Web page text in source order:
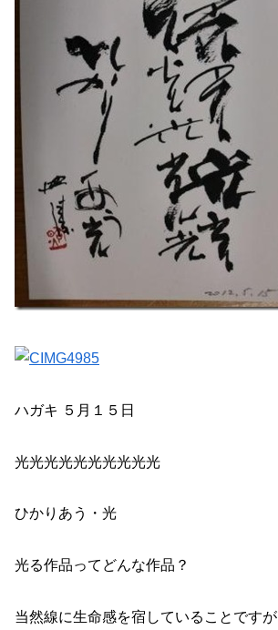
ハガキ ５月１５日
光光光光光光光光光光
ひかりあう・光
光る作品ってどんな作品？
当然線に生命感を宿していることですが